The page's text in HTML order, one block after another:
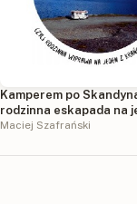
Kamperem po
rodzinna eskapada na
krańców świata
Maciej Szafrański